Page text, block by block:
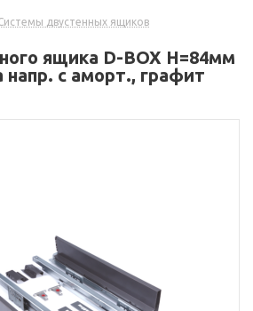
двустенных ящиков
ящика D-BOX H=84мм
напр. с аморт., графит